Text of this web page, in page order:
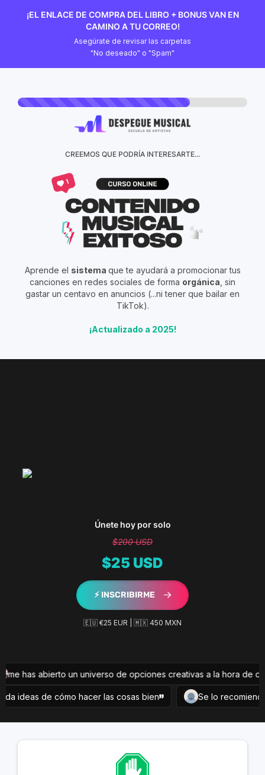
¡EL ENLACE DE COMPRA DEL LIBRO + BONUS VAN EN
CAMINO A TU CORREO!
Asegúrate de revisar las carpetas
"No deseado" o "Spam"
CREEMOS QUE PODRÍA INTERESARTE...
Aprende el sistema que te ayudará a promocionar tus
canciones en redes sociales de forma orgánica , sin
gastar un centavo en anuncios (...ni tener que bailar en
TikTok).
¡Actualizado a 2025!
Únete hoy por solo
$200 USD
$25 USD
⚡️ INSCRIBIRME
🇪🇺 €25 EUR | 🇲🇽 450 MXN